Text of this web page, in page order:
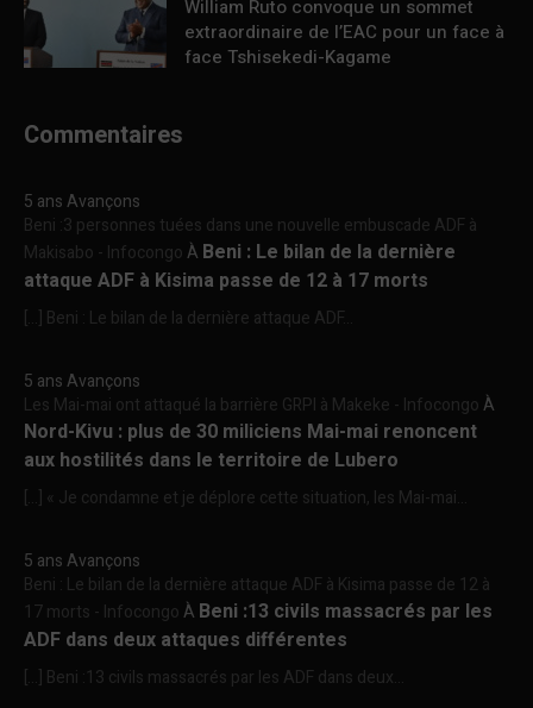
William Ruto convoque un sommet
extraordinaire de l’EAC pour un face à
face Tshisekedi-Kagame
Commentaires
5 ans Avançons
Beni :3 personnes tuées dans une nouvelle embuscade ADF à
Makisabo - InfocongoÀ Beni : Le bilan de la dernière
attaque ADF à Kisima passe de 12 à 17 morts
[…] Beni : Le bilan de la dernière attaque ADF...
5 ans Avançons
Les Mai-mai ont attaqué la barrière GRPI à Makeke - InfocongoÀ
Nord-Kivu : plus de 30 miliciens Mai-mai renoncent
aux hostilités dans le territoire de Lubero
[…] « Je condamne et je déplore cette situation, les Mai-mai...
5 ans Avançons
Beni : Le bilan de la dernière attaque ADF à Kisima passe de 12 à
17 morts - InfocongoÀ Beni :13 civils massacrés par les
ADF dans deux attaques différentes
[…] Beni :13 civils massacrés par les ADF dans deux...